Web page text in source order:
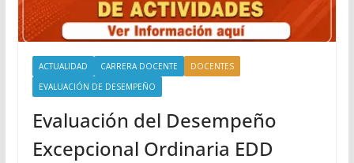
ACTUALIDAD CARRERA DOCENTE
DOCENTES
EVALUACIÓN DE DESEMPEÑO
Evaluación del Desempeño
Excepcional Ordinaria EDD